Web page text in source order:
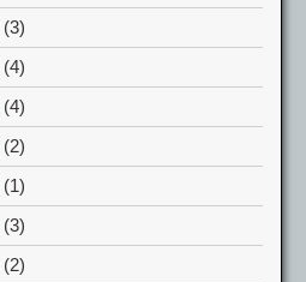
(3)
(4)
(4)
(2)
(1)
(3)
(2)